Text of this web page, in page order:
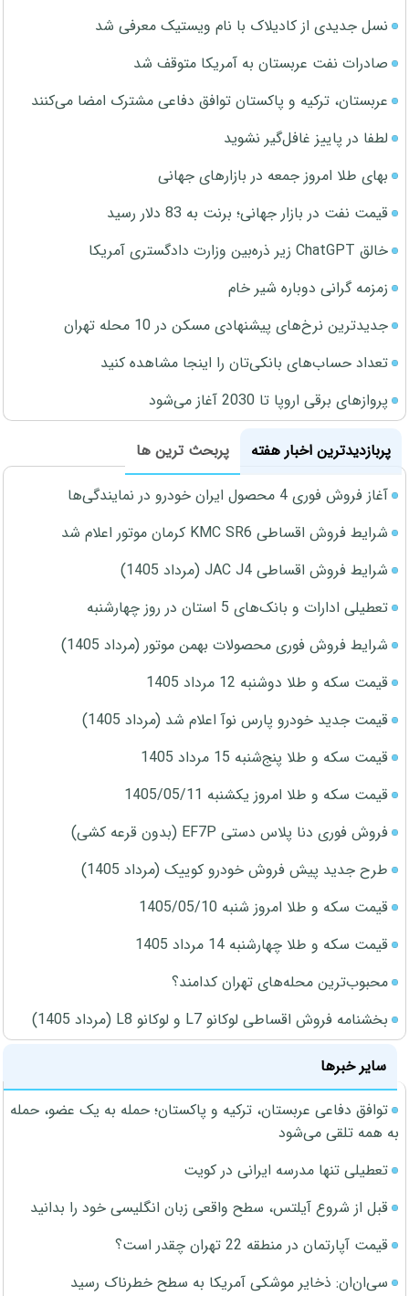
نسل جدیدی از کادیلاک با نام ویستیک معرفی شد
صادرات نفت عربستان به آمریکا متوقف شد
عربستان، ترکیه و پاکستان توافق دفاعی مشترک امضا می‌کنند
لطفا در پاییز غافل‌گیر نشوید
بهای طلا امروز جمعه در بازارهای جهانی
قیمت نفت در بازار جهانی؛ برنت به 83 دلار رسید
خالق ChatGPT زیر ذره‌بین وزارت دادگستری آمریکا
زمزمه گرانی دوباره شیر خام
جدیدترین نرخ‌های پیشنهادی مسکن در 10 محله تهران
تعداد حساب‌های بانکی‌تان را اینجا مشاهده کنید
پروازهای برقی اروپا تا 2030 آغاز می‌شود
پربازدیدترین اخبار هفته
پربحث ترین ها
آغاز فروش فوری 4 محصول ایران خودرو در نمایندگی‌ها
شرایط فروش اقساطی KMC SR6 کرمان موتور اعلام شد
شرایط فروش اقساطی JAC J4 (مرداد 1405)
تعطیلی ادارات و بانک‌های 5 استان در روز چهارشنبه
شرایط فروش فوری محصولات بهمن موتور (مرداد 1405)
قیمت سکه و طلا دوشنبه 12 مرداد 1405
قیمت جدید خودرو پارس نوآ اعلام شد (مرداد 1405)
قیمت سکه و طلا پنج‌شنبه 15 مرداد 1405
قیمت سکه و طلا امروز یکشنبه 1405/05/11
فروش فوری دنا پلاس دستی EF7P (بدون قرعه کشی)
طرح جدید پیش فروش خودرو کوییک (مرداد 1405)
قیمت سکه و طلا امروز شنبه 1405/05/10
قیمت سکه و طلا چهارشنبه 14 مرداد 1405
محبوب‌ترین محله‌های تهران کدامند؟
بخشنامه فروش اقساطی لوکانو L7 و لوکانو L8 (مرداد 1405)
سایر خبرها
توافق دفاعی عربستان، ترکیه و پاکستان؛ حمله به یک عضو، حمله
به همه تلقی می‌شود
تعطیلی تنها مدرسه ایرانی در کویت
قبل از شروع آیلتس، سطح واقعی زبان انگلیسی خود را بدانید
قیمت آپارتمان در منطقه 22 تهران چقدر است؟
سی‌ان‌ان: ذخایر موشکی آمریکا به سطح خطرناک رسید